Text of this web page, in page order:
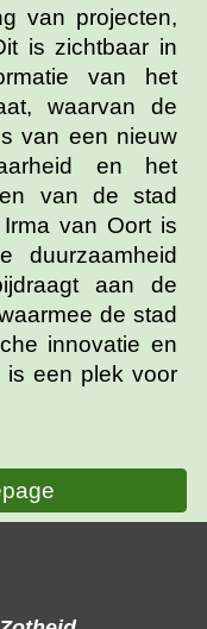
van projecten,
is zichtbaar in
van het
waarvan de
van een nieuw
en het
van de stad
van Oort is
duurzaamheid
aan de
de stad
innovatie en
is een plek voor